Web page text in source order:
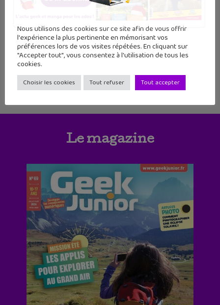
7 8 9 10 11 12
14 15 16
Le magazine
Nous utilisons des cookies sur ce site afin de vous offrir
l'expérience la plus pertinente en mémorisant vos
préférences lors de vos visites répétées. En cliquant sur
"Accepter tout", vous consentez à l'utilisation de tous les
cookies.
Choisir les cookies Tout refuser Tout accepter